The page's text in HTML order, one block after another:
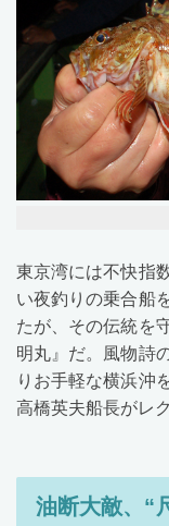
東京湾には不快指
い夜釣りの乗合船
たが、その伝統を
明丸』だ。風物詩
りお手軽な横浜沖
高橋英夫船長がレ
油断大敵、“